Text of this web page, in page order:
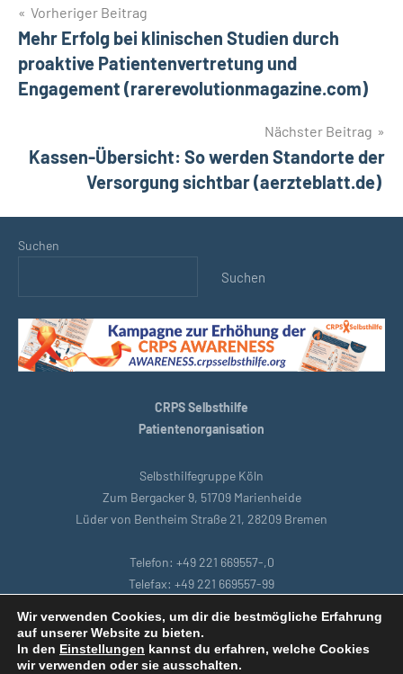
Beitragsnavigation
Vorheriger Beitrag
Mehr Erfolg bei klinischen Studien durch
proaktive Patientenvertretung und
Engagement (rarerevolutionmagazine.com)
Nächster Beitrag
Kassen-Übersicht: So werden Standorte der
Versorgung sichtbar (aerzteblatt.de)
Suchen
Suchen
CRPS Selbsthilfe
Patientenorganisation
Selbsthilfegruppe Köln
Zum Bergacker 9, 51709 Marienheide
Lüder von Bentheim Straße 21, 28209 Bremen
Telefon: +49 221 669557-,0
Telefax: +49 221 669557-99
Startseite|Bremen |Datenschutzbestimmungen|Intranet|
Wir verwenden Cookies, um dir die bestmögliche Erfahrung
auf unserer Website zu bieten.
In den Einstellungen kannst du erfahren, welche Cookies
wir verwenden oder sie ausschalten.